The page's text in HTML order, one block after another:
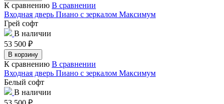
К сравнению В сравнении
Входная дверь Пиано с зеркалом Максимум
Грей софт
В наличии
53 500 ₽
В корзину
К сравнению В сравнении
Входная дверь Пиано с зеркалом Максимум
Белый софт
В наличии